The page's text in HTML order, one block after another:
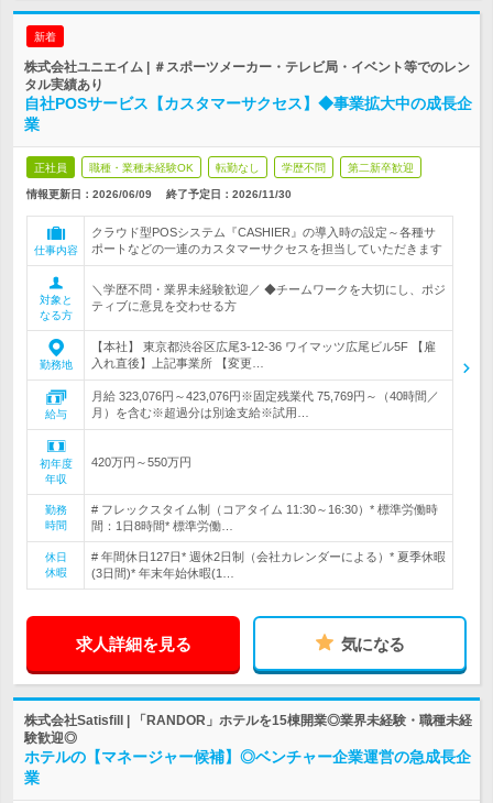
新着
株式会社ユニエイム | ＃スポーツメーカー・テレビ局・イベント等でのレン
タル実績あり
自社POSサービス【カスタマーサクセス】◆事業拡大中の成長企
業
正社員 職種・業種未経験OK 転勤なし 学歴不問 第二新卒歓迎
情報更新日：2026/06/09 終了予定日： 2026/11/30
仕事内容
クラウド型POSシステム『CASHIER』の導入時の設定～各種サ
ポートなどの一連のカスタマーサクセスを担当していただきます
対象と
なる方
＼学歴不問・業界未経験歓迎／ ◆チームワークを大切にし、ポジ
ティブに意見を交わせる方
勤務地
【本社】 東京都渋谷区広尾3-12-36 ワイマッツ広尾ビル5F 【雇
入れ直後】上記事業所 【変更…
給与
月給 323,076円～423,076円※固定残業代 75,769円～（40時間／
月）を含む※超過分は別途支給※試用…
初年度
年収
420万円～550万円
勤務
時間
# フレックスタイム制（コアタイム 11:30～16:30）* 標準労働時
間：1日8時間* 標準労働…
休日
休暇
# 年間休日127日* 週休2日制（会社カレンダーによる）* 夏季休暇
(3日間)* 年末年始休暇(1…
求人詳細を見る 気になる
株式会社Satisfill | 「RANDOR」ホテルを15棟開業◎業界未経験・職種未経
験歓迎◎
ホテルの【マネージャー候補】◎ベンチャー企業運営の急成長企
業